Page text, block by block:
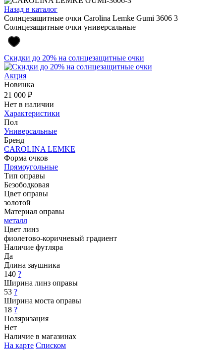
Назад в каталог
Солнцезащитные очки Carolina Lemke Gumi 3606 3
Солнцезащитные очки универсальные
Скидки до 20% на солнцезащитные очки
Акция
Новинка
21 000 ₽
Нет в наличии
Характеристики
Пол
Универсальные
Бренд
CAROLINA LEMKE
Форма очков
Прямоугольные
Тип оправы
Безободковая
Цвет оправы
золотой
Материал оправы
металл
Цвет линз
фиолетово-коричневый градиент
Наличие футляра
Да
Длина заушника
140 ?
Ширина линз оправы
53 ?
Ширина моста оправы
18 ?
Поляризация
Нет
Наличие в магазинах
На карте Списком